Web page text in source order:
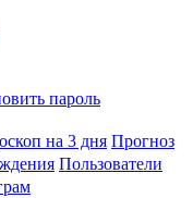
пароль
на 3 дня Прогноз
Пользователи